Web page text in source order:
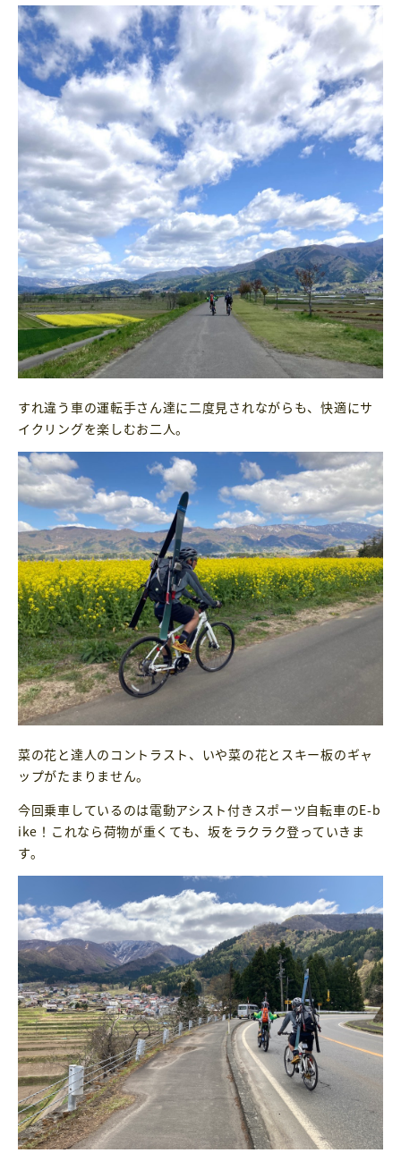
すれ違う車の運転手さん達に二度見されながらも、快適にサ
イクリングを楽しむお二人。
菜の花と達人のコントラスト、いや菜の花とスキー板のギャ
ップがたまりません。
今回乗車しているのは電動アシスト付きスポーツ自転車のE-b
ike！これなら荷物が重くても、坂をラクラク登っていきま
す。